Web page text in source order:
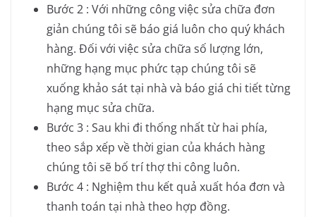
Bước 2 : Với những công việc sửa chữa đơn
giản chúng tôi sẽ báo giá luôn cho quý khách
hàng. Đối với việc sửa chữa số lượng lớn,
những hạng mục phức tạp chúng tôi sẽ
xuống khảo sát tại nhà và báo giá chi tiết từng
hạng mục sửa chữa.
Bước 3 : Sau khi đi thống nhất từ hai phía,
theo sắp xếp về thời gian của khách hàng
chúng tôi sẽ bố trí thợ thi công luôn.
Bước 4 : Nghiệm thu kết quả xuất hóa đơn và
thanh toán tại nhà theo hợp đồng.